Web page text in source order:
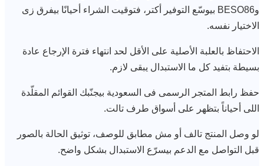
وBESO86 بيوسّع التوفير أكتر، فتوقيت الشراء أحيانًا بيفرق زى
الاختيار نفسه.
الاحتفاظ بالعلبة الأصلية على الأقل لحد انتهاء فترة الإرجاع عادة
بسيطة بتفيد كل ما الاستبدال يبقى لازم.
حفظ رابط المتجر الرسمى فى السعودية بيجنّبك القوائم المقلّدة
اللى أحياناً بتظهر على أسواق طرف تالت.
لو وصل المنتج تالف أو مش مطابق للوصف، توثيق الحالة بالصور
قبل التواصل مع الدعم بيسرّع الاستبدال بشكل واضح.